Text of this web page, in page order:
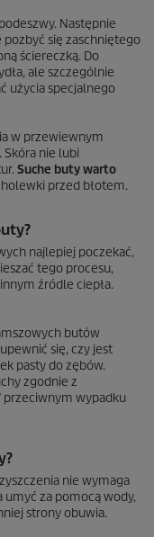
Następnie
się zaschniętego
ściereczką. Do
ale szczególnie
użycia specjalnego
w przewiewnym
Skóra nie lubi
Suche buty warto
przed błotem.
najlepiej poczekać,
tego procesu,
źródle ciepła.
butów
się, czy jest
pasty do zębów.
zgodnie z
przeciwnym wypadku
nie wymaga
za pomocą wody,
strony obuwia.